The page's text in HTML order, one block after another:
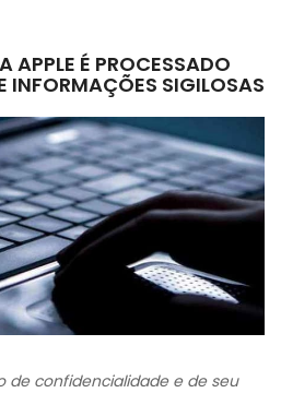
APPLE É PROCESSADO
INFORMAÇÕES SIGILOSAS
de confidencialidade e de seu